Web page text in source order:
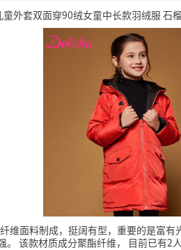
外套双面穿90绒女童中长款羽绒服 石
维面料制成，挺阔有型，重要的是富有
该款材质成分聚酯纤维， 目前已有2